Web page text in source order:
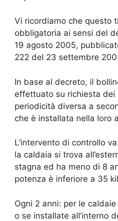
Vi ricordiamo che questo
obbligatoria ai sensi del
19 agosto 2005,
222 del 23 settembre
In base al decreto, il
effettuato su richiesta dei
periodicità diversa a
che è installata nella loro
L’intervento di controllo
la caldaia si trova
stagna ed ha meno di 8
potenza è inferiore a 35
Ogni 2 anni: per le
o se installate all’interno